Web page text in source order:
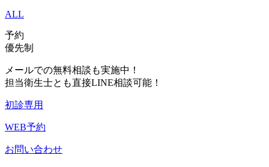
ALL
予約
優先制
メールでの無料相談も実施中！
担当衛生士とも直接LINE相談可能！
初診専用
WEB予約
お問い合わせ